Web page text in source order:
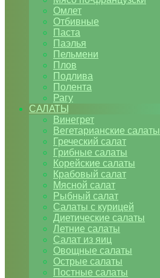
Омлет
Отбивные
Паста
Паэлья
Пельмени
Плов
Подлива
Полента
Рагу
САЛАТЫ
Винегрет
Вегетарианские салаты
Греческий салат
Грибные салаты
Корейские салаты
Крабовый салат
Мясной салат
Рыбный салат
Салаты с курицей
Диетические салаты
Летние салаты
Салат из яиц
Овощные салаты
Острые салаты
Постные салаты